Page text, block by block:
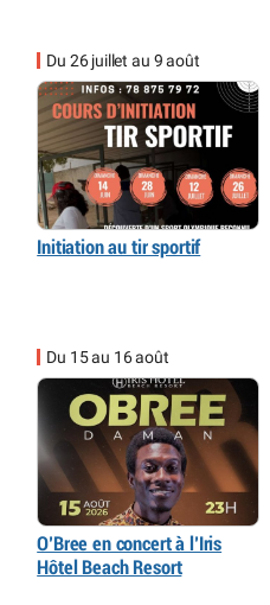
Du 26 juillet au 9 août
Initiation au tir sportif
Du 15 au 16 août
O’Bree en concert à l’Iris
Hôtel Beach Resort